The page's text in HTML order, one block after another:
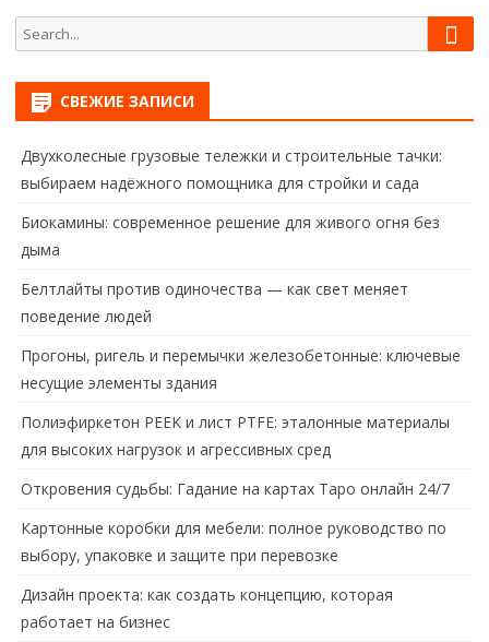
Search
for:
СВЕЖИЕ ЗАПИСИ
Двухколесные грузовые тележки и строительные тачки:
выбираем надёжного помощника для стройки и сада
Биокамины: современное решение для живого огня без
дыма
Белтлайты против одиночества — как свет меняет
поведение людей
Прогоны, ригель и перемычки железобетонные: ключевые
несущие элементы здания
Полиэфиркетон PEEK и лист PTFE: эталонные материалы
для высоких нагрузок и агрессивных сред
Откровения судьбы: Гадание на картах Таро онлайн 24/7
Картонные коробки для мебели: полное руководство по
выбору, упаковке и защите при перевозке
Дизайн проекта: как создать концепцию, которая
работает на бизнес